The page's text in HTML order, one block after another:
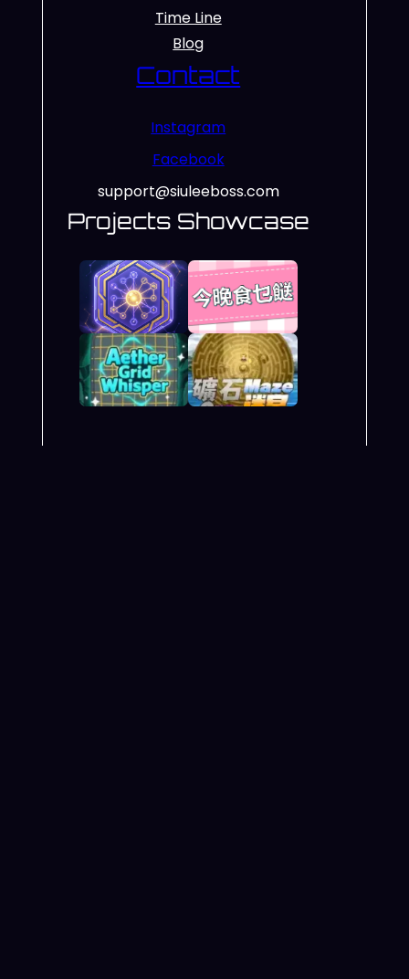
Time Line
Blog
Contact
Instagram
Facebook
support@siuleeboss.com
Projects Showcase